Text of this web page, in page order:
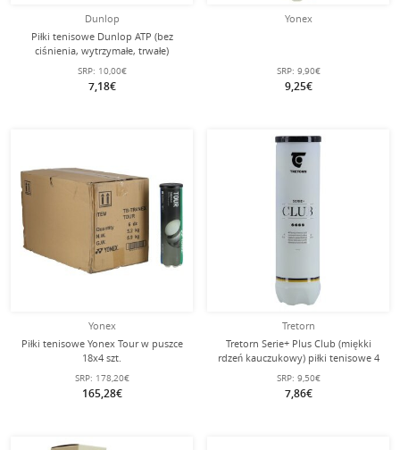
Dunlop
Piłki tenisowe Dunlop ATP (bez
ciśnienia, wytrzymałe, trwałe)
Puszka 3 szt.
SRP: 10,00€
7,18€
Yonex
SRP: 9,90€
9,25€
Yonex
Piłki tenisowe Yonex Tour w puszce
18x4 szt.
SRP: 178,20€
165,28€
Tretorn
Tretorn Serie+ Plus Club (miękki
rdzeń kauczukowy) piłki tenisowe 4
sztuki w puszce
SRP: 9,50€
7,86€